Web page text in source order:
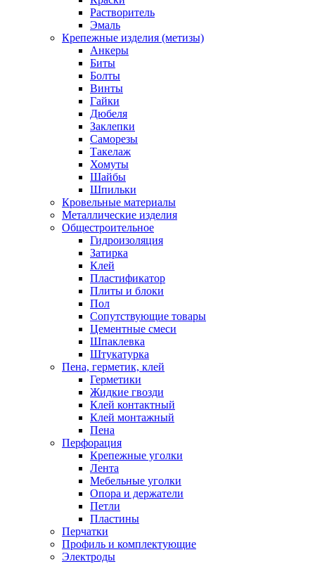
Растворитель
Эмаль
Крепежные изделия (метизы)
Анкеры
Биты
Болты
Винты
Гайки
Дюбеля
Заклепки
Саморезы
Такелаж
Хомуты
Шайбы
Шпильки
Кровельные материалы
Металлические изделия
Общестроительное
Гидроизоляция
Затирка
Клей
Пластификатор
Плиты и блоки
Пол
Сопутствующие товары
Цементные смеси
Шпаклевка
Штукатурка
Пена, герметик, клей
Герметики
Жидкие гвозди
Клей контактный
Клей монтажный
Пена
Перфорация
Крепежные уголки
Лента
Мебельные уголки
Опора и держатели
Петли
Пластины
Перчатки
Профиль и комплектующие
Электроды